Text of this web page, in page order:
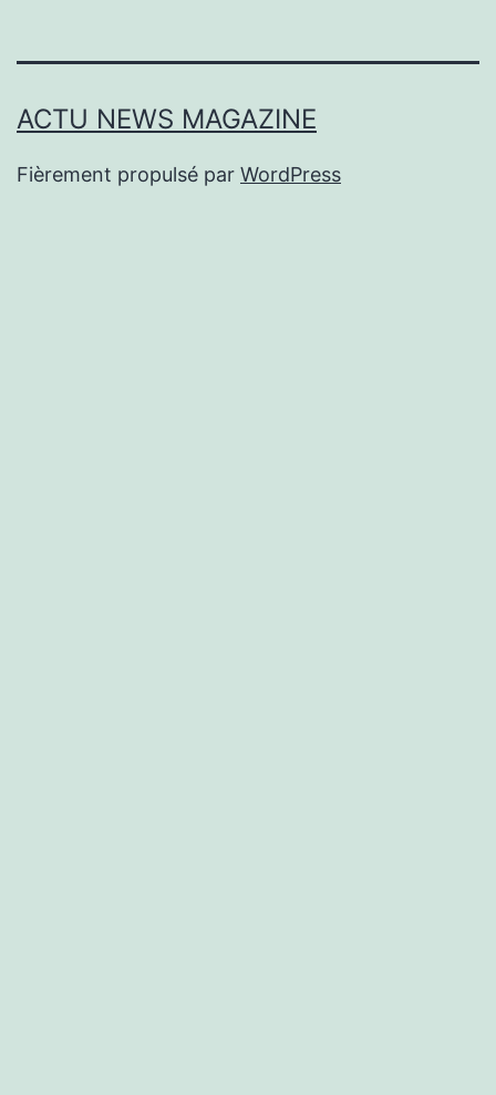
ACTU NEWS MAGAZINE
Fièrement propulsé par WordPress